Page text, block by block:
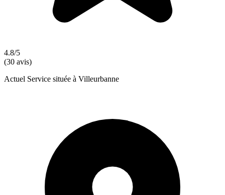
4.8/5
(30 avis)
Actuel Service située à Villeurbanne